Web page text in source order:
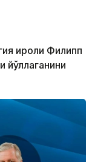
Қироли Филипп
йўллаганини